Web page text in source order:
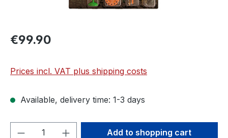
€99.90
Prices incl. VAT plus shipping costs
Available, delivery time: 1-3 days
Product Quantity: Enter the desired
Add to shopping cart